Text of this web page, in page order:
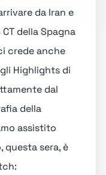
da Iran e
CT della Spagna
crede anche
Highlights di
dal
della
assistito
questa sera, è